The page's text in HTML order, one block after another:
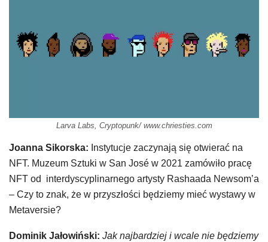
Larva Labs, Cryptopunk/ www.chriesties.com
Joanna Sikorska: Instytucje zaczynają się otwierać na
NFT. Muzeum Sztuki w San José w 2021 zamówiło pracę
NFT od interdyscyplinarnego artysty Rashaada Newsom’a
– Czy to znak, że w przyszłości będziemy mieć wystawy w
Metaversie?
Dominik Jałowiński: Jak najbardziej i wcale nie będziemy